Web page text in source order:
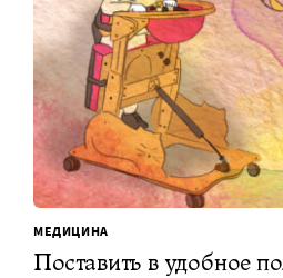
МЕДИЦИНА
Поставить в удобное